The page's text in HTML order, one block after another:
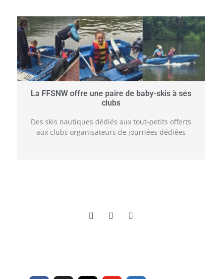
La FFSNW offre une paire de baby-skis à ses
clubs
Des skis nautiques dédiés aux tout-petits offerts
aux clubs organisateurs de journées dédiées